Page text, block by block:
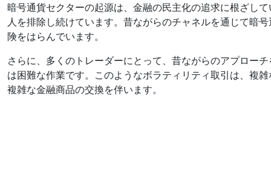
暗号通貨セクターの起源は、金融の民主化の追求に根ざし
人を排除し続けています。昔ながらのチャネルを通じて暗
険をはらんでいます。
さらに、多くのトレーダーにとって、昔ながらのアプロー
は困難な作業です。このようなボラティリティ取引は、複
複雑な金融商品の交換を伴います。